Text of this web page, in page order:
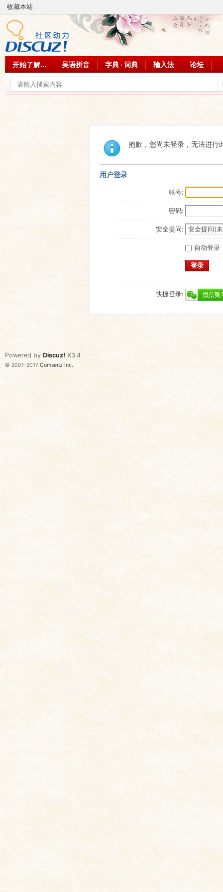
收藏本站
开始了解... 吴语拼音 字典 · 词典 输入法 论坛
抱歉，您尚未登录，无法进行
用户登录
帐号:
密码:
安全提问:
自动登录
登录
快捷登录:
Powered by Discuz! X3.4
© 2001-2017 Comsenz Inc.